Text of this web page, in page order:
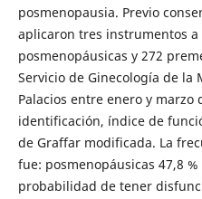
posmenopausia. Previo
aplicaron tres instrumentos a
posmenopáusicas y 272
Servicio de Ginecología de la
Palacios entre enero y marzo
identificación, índice de
de Graffar modificada. La
fue: posmenopáusicas 47,8
probabilidad de tener